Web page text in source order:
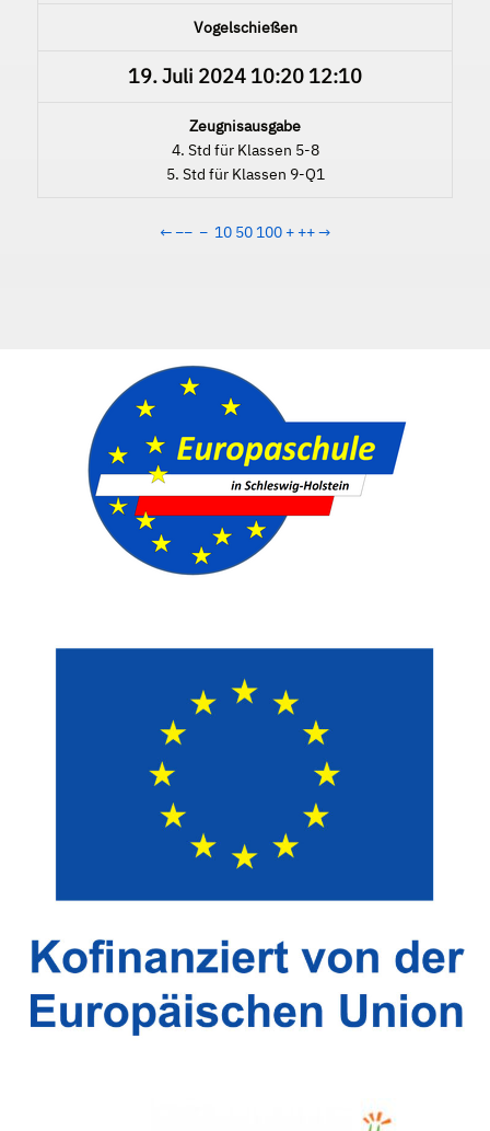
Vogelschießen
19. Juli 2024 10:20 12:10
Zeugnisausgabe
4. Std für Klassen 5-8
5. Std für Klassen 9-Q1
← −− − 10 50 100 + ++→